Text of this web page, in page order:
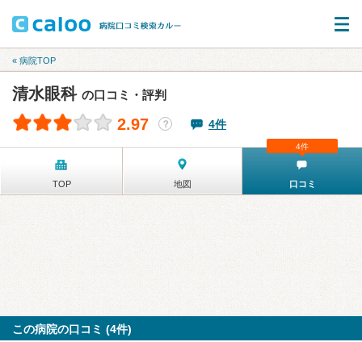
« 病院TOP
清水眼科 の口コミ・評判
2.97 ？ 4件
TOP 地図 口コミ
4件
この病院の口コミ (4件)